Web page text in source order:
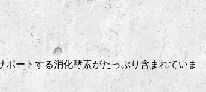
ートする消化酵素がたっぷり含まれていま